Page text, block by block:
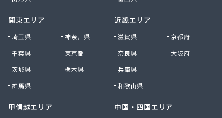
株式会社杉浦林産給油所
株式会社清川商店
株式会社青木サービス
株式会社石川鉄沖商店
株式会社石泰商会
株式会社鷹羽商店
関東エリア
埼玉県
神奈川県
千葉県
東京都
茨城県
栃木県
群馬県
甲信越エリア
近畿エリア
滋賀県
京都府
奈良県
大阪府
兵庫県
和歌山県
中国・四国エリア